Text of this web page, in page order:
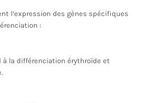
l’expression des gènes spécifiques
:
à la différenciation érythroïde et